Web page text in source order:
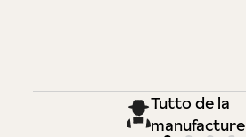
Tutto de la
manufacture